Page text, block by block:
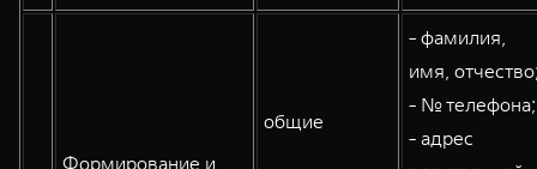
Формирование и
общие
- фамилия,
имя,
- № телефона;
- адрес